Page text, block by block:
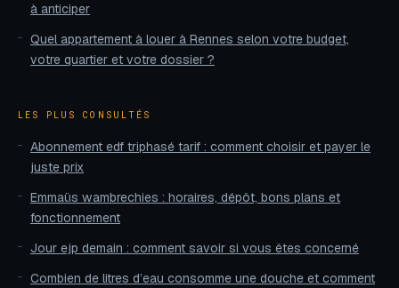
à anticiper
Quel appartement à louer à Rennes selon votre budget,
votre quartier et votre dossier ?
LES PLUS CONSULTÉS
Abonnement edf triphasé tarif : comment choisir et payer le
juste prix
Emmaüs wambrechies : horaires, dépôt, bons plans et
fonctionnement
Jour ejp demain : comment savoir si vous êtes concerné
Combien de litres d’eau consomme une douche et comment